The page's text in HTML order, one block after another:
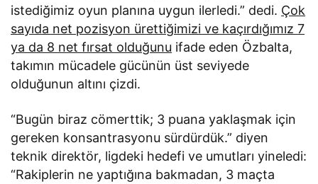
istediğimiz oyun planına uygun ilerledi.” dedi. Çok
sayıda net pozisyon ürettiğimizi ve kaçırdığımız 7
ya da 8 net fırsat olduğunu ifade eden Özbalta,
takımın mücadele gücünün üst seviyede
olduğunun altını çizdi.
“Bugün biraz cömerttik; 3 puana yaklaşmak için
gereken konsantrasyonu sürdürdük.” diyen
teknik direktör, ligdeki hedefi ve umutları yineledi:
“Rakiplerin ne yaptığına bakmadan, 3 maçta